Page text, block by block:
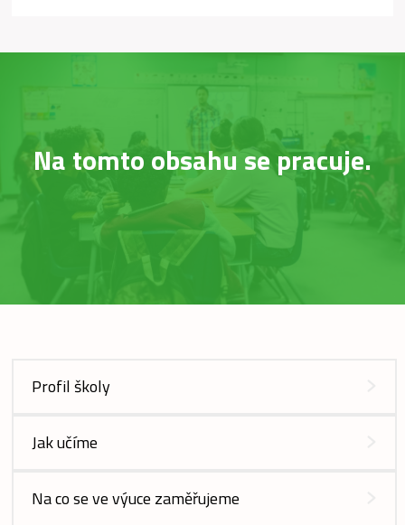
Na tomto obsahu se pracuje.
Profil školy
Jak učíme
Na co se ve výuce zaměřujeme